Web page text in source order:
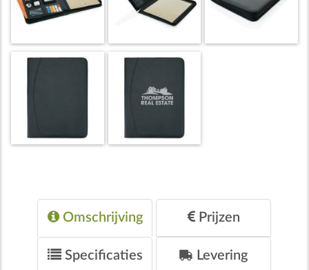
Omschrijving Prijzen
Specificaties Levering